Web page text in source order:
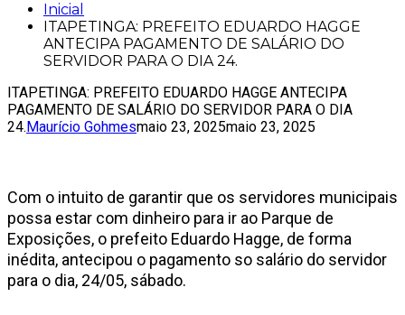
Inicial
ITAPETINGA: PREFEITO EDUARDO HAGGE
ANTECIPA PAGAMENTO DE SALÁRIO DO
SERVIDOR PARA O DIA 24.
ITAPETINGA: PREFEITO EDUARDO HAGGE ANTECIPA
PAGAMENTO DE SALÁRIO DO SERVIDOR PARA O DIA
24. Maurício Gohmesmaio 23, 2025maio 23, 2025
Com o intuito de garantir que os servidores municipais
possa estar com dinheiro para ir ao Parque de
Exposições, o prefeito Eduardo Hagge, de forma
inédita, antecipou o pagamento so salário do servidor
para o dia, 24/05, sábado.